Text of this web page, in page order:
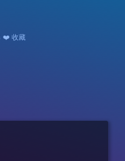
❤️ 收藏